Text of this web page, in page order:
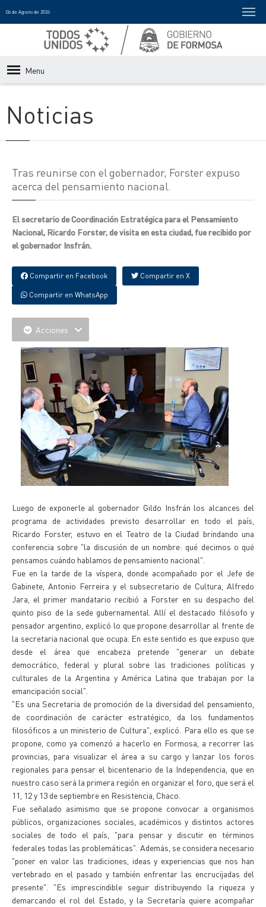
06 de Agosto de 2026
Menu
Noticias
Tras reunirse con el gobernador, Forster expuso
acerca del pensamiento nacional.
El secretario de Coordinación Estratégica para el Pensamiento
Nacional, Ricardo Forster, de visita en esta ciudad, fue recibido por
el gobernador Insfrán.
Compartir en Facebook Compartir en X
Compartir en WhatsApp
Acciones
Luego de exponerle al gobernador Gildo Insfrán los alcances del
programa de actividades previsto desarrollar en todo el país,
Ricardo Forster, estuvo en el Teatro de la Ciudad brindando una
conferencia sobre "la discusión de un nombre: qué decimos o qué
pensamos cuándo hablamos de pensamiento nacional".
Fue en la tarde de la víspera, donde acompañado por el Jefe de
Gabinete, Antonio Ferreira y el subsecretario de Cultura, Alfredo
Jara, el primer mandatario recibió a Forster en su despacho del
quinto piso de la sede gubernamental. Allí el destacado filósofo y
pensador argentino, explicó lo que propone desarrollar al frente de
la secretaria nacional que ocupa. En este sentido es que expuso que
desde el área que encabeza pretende "generar un debate
democrático, federal y plural sobre las tradiciones políticas y
culturales de la Argentina y América Latina que trabajan por la
emancipación social".
"Es una Secretaria de promoción de la diversidad del pensamiento,
de coordinación de carácter estratégico, da los fundamentos
filosóficos a un ministerio de Cultura", explicó. Para ello es que se
propone, como ya comenzó a hacerlo en Formosa, a recorrer las
provincias, para visualizar el área a su cargo y lanzar los foros
regionales para pensar el bicentenario de la Independencia, que en
nuestro caso será la primera región en organizar el foro, que será el
11, 12 y 13 de septiembre en Resistencia, Chaco.
Fue señalado asimismo que se propone convocar a organismos
públicos, organizaciones sociales, académicos y distintos actores
sociales de todo el país, "para pensar y discutir en términos
federales todas las problemáticas". Además, se considera necesario
"poner en valor las tradiciones, ideas y experiencias que nos han
vertebrado en el pasado y también enfrentar las encrucijadas del
presente". "Es imprescindible seguir distribuyendo la riqueza y
demarcando el rol del Estado, y la Secretaría quiere acompañar